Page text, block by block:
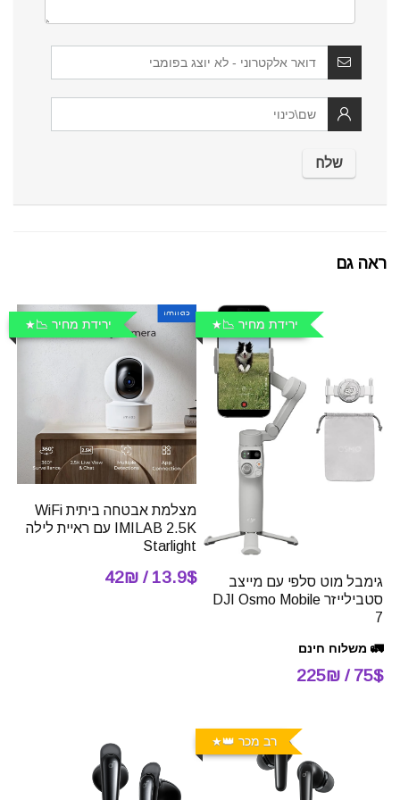
ראה גם
ירידת מחיר 📉
גימבל מוט סלפי עם מייצב
סטבילייזר DJI Osmo Mobile
7
🚛 משלוח חינם
75$ / 225₪
ירידת מחיר 📉
מצלמת אבטחה ביתית WiFi
IMILAB 2.5K עם ראיית לילה
Starlight
13.9$ / 42₪
רב מכר 👑